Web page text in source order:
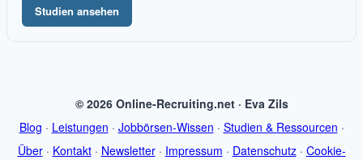
Studien ansehen
© 2026 Online-Recruiting.net · Eva Zils
Blog · Leistungen · Jobbörsen-Wissen · Studien & Ressourcen ·
Über· Kontakt· Newsletter· Impressum · Datenschutz· Cookie-